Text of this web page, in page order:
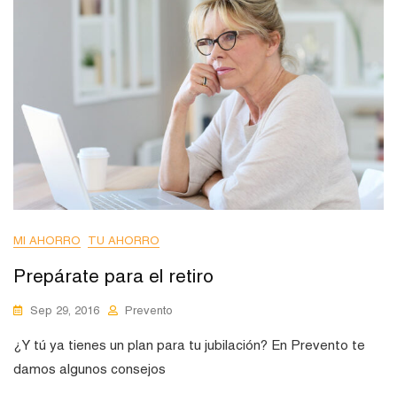
MI AHORRO TU AHORRO
Prepárate para el retiro
Sep 29, 2016 Prevento
¿Y tú ya tienes un plan para tu jubilación? En Prevento te
damos algunos consejos